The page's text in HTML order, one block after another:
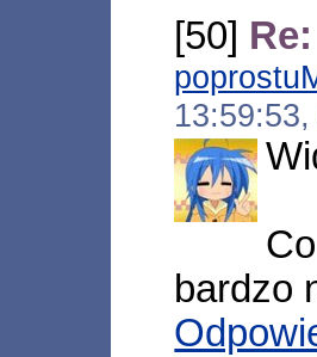
[50]
bardzo